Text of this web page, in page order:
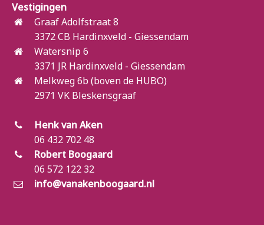
Vestigingen
Graaf Adolfstraat 8
3372 CB Hardinxveld - Giessendam
Watersnip 6
3371 JR Hardinxveld - Giessendam
Melkweg 6b (boven de HUBO)
2971 VK Bleskensgraaf
Henk van Aken
06 432 702 48
Robert Boogaard
06 572 122 32
info@vanakenboogaard.nl